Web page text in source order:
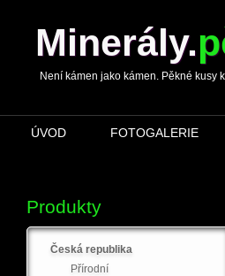
Minerály.
Není kámen jako kámen. Pěkné kusy
ÚVOD FOTOGALERIE
Produkty
Česká republika
Přírodní